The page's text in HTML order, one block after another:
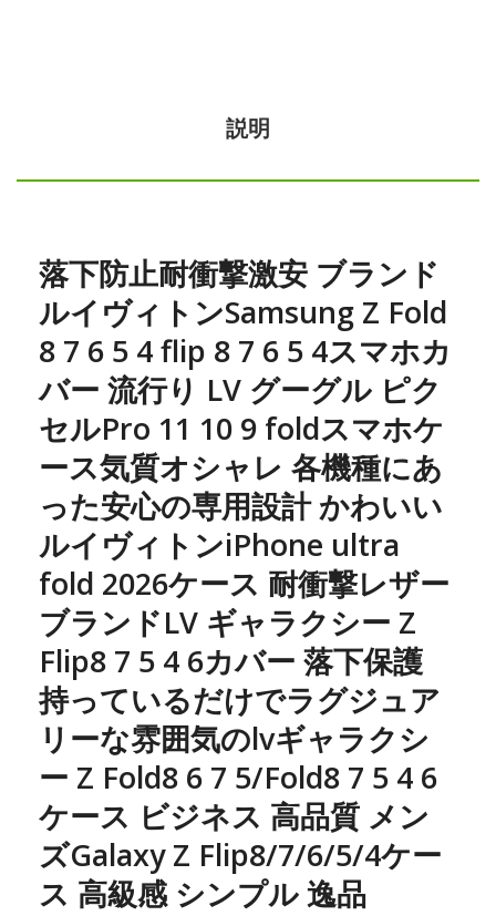
説明
落下防止耐衝撃激安 ブランド
ルイヴィトンSamsung Z Fold
8 7 6 5 4 flip 8 7 6 5 4スマホカ
バー 流行り LV グーグル ピク
セルPro 11 10 9 foldスマホケ
ース気質オシャレ 各機種にあ
った安心の専用設計 かわいい
ルイヴィトンiPhone ultra
fold 2026ケース 耐衝撃レザー
ブランドLV ギャラクシー Z
Flip8 7 5 4 6カバー 落下保護
持っているだけでラグジュア
リーな雰囲気のlvギャラクシ
ー Z Fold8 6 7 5/Fold8 7 5 4 6
ケース ビジネス 高品質 メン
ズGalaxy Z Flip8/7/6/5/4ケー
ス 高級感 シンプル 逸品